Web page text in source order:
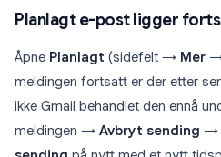
Planlagt e-post ligger
Åpne Planlagt (sidefelt → Mer
meldingen fortsatt er der etter
ikke Gmail behandlet den ennå
meldingen → Avbryt sending →